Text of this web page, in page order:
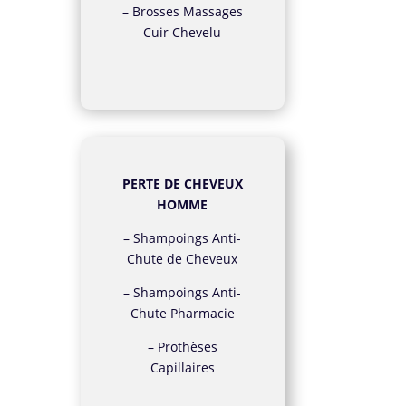
– Brosses Massages
Cuir Chevelu
PERTE DE CHEVEUX
HOMME
–Shampoings Anti-
Chute de Cheveux
–Shampoings Anti-
Chute Pharmacie
– Prothèses
Capillaires